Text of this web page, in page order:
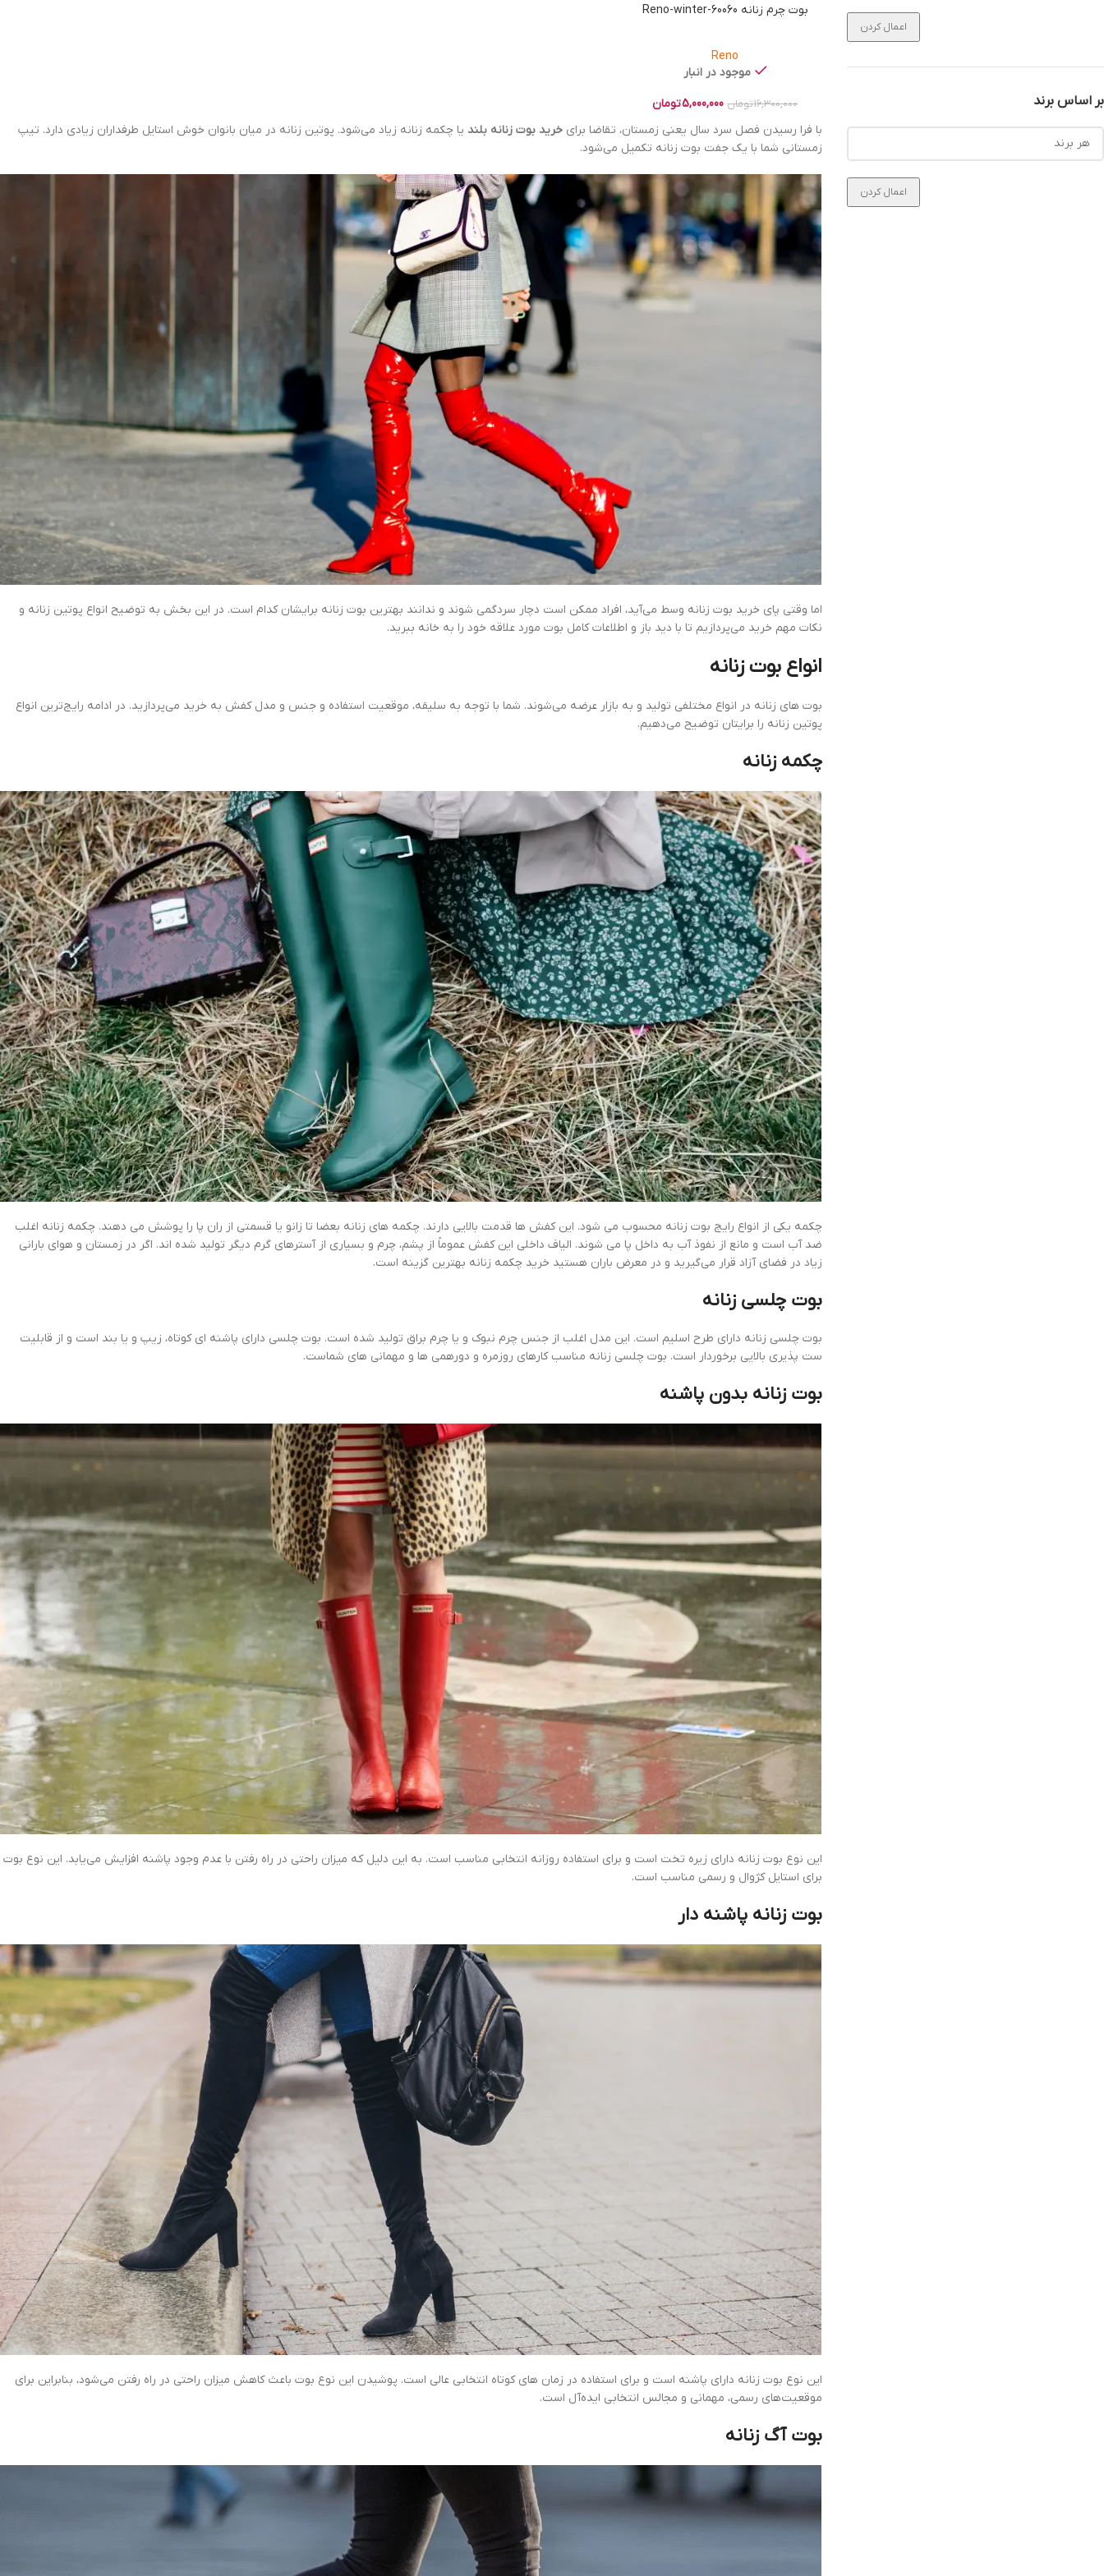
اعمال کردن
بر اساس برند
اعمال کردن
بوت چرم زنانه Reno-winter-60060
Reno
موجود در انبار
16,300,000تومان 5,000,000تومان
با فرا رسیدن فصل سرد سال یعنی زمستان، تقاضا برایخرید بوت زنانه بلند یا چکمه زنانه زیاد می‌شود. پوتین زنانه در میان بانوان خوش استایل طرفداران زیادی دارد. تیپ
زمستانی شما با یک جفت بوت زنانه تکمیل می‌شود.
اما وقتی پای خرید بوت زنانه وسط می‌آید، افراد ممکن است دچار سردگمی شوند و ندانند بهترین بوت زنانه برایشان کدام است. در این بخش به توضیح انواع پوتین زنانه و
نکات مهم خرید می‌پردازیم تا با دید باز و اطلاعات کامل بوت مورد علاقه خود را به خانه ببرید.
انواع بوت زنانه
بوت های زنانه در انواع مختلفی تولید و به بازار عرضه می‌شوند. شما با توجه به سلیقه، موقعیت استفاده و جنس و مدل کفش به خرید می‌پردازید. در ادامه رایج‌ترین انواع
پوتین زنانه را برایتان توضیح می‌دهیم.
چکمه زنانه
چکمه یکی از انواع رایج بوت زنانه محسوب می شود. این کفش ها قدمت بالایی دارند. چکمه های زنانه بعضا تا زانو یا قسمتی از ران پا را پوشش می دهند. چکمه زنانه اغلب
ضد آب است و مانع از نفوذ آب به داخل پا می شوند. الیاف داخلی این کفش عموماً از پشم، چرم و بسیاری از آسترهای گرم دیگر تولید شده اند. اگر در زمستان و هوای بارانی
زیاد در فضای آزاد قرار می‌گیرید و در معرض باران هستید خرید چکمه زنانه بهترین گزینه است.
بوت چلسی زنانه
بوت چلسی زنانه دارای طرح اسلیم است. این مدل اغلب از جنس چرم نبوک و یا چرم براق تولید شده است. بوت چلسی دارای پاشنه ای کوتاه، زیپ و یا بند است و از قابلیت
ست پذیری بالایی برخوردار است. بوت چلسی زنانه مناسب کارهای روزمره و دورهمی ها و مهمانی های شماست.
بوت زنانه بدون پاشنه
این نوع بوت زنانه دارای زیره تخت است و برای استفاده روزانه انتخابی مناسب است. به این دلیل که میزان راحتی در راه رفتن با عدم وجود پاشنه افزایش می‌یابد. این نوع بوت
برای استایل کژوال و رسمی مناسب است.
بوت زنانه پاشنه دار
این نوع بوت زنانه دارای پاشنه است و برای استفاده در زمان های کوتاه انتخابی عالی است. پوشیدن این نوع بوت باعث کاهش میزان راحتی در راه رفتن می‌شود، بنابراین برای
موقعیت‌های رسمی، مهمانی و مجالس انتخابی ایده‌آل است.
بوت آگ زنانه